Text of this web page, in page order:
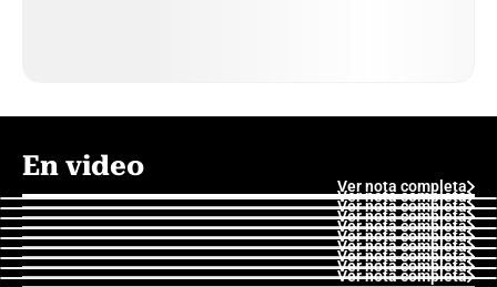
En video
Ver nota completa
Ver nota completa
Ver nota completa
Ver nota completa
Ver nota completa
Ver nota completa
Ver nota completa
Ver nota completa
Ver nota completa
Ver nota completa